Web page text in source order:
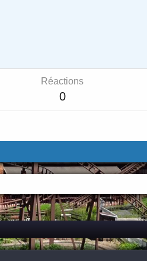
Réactions
0